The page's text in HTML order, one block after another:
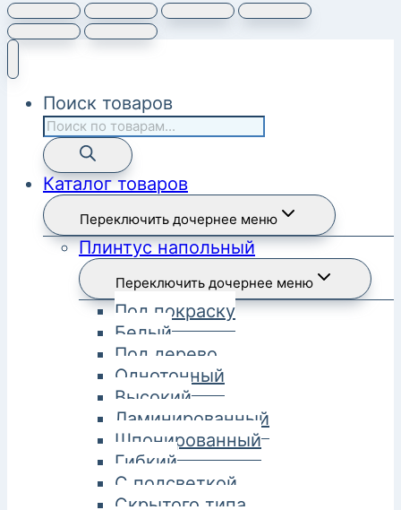
Поиск товаров
Каталог товаров
Переключить дочернее меню
Плинтус напольный
Переключить дочернее меню
Под покраску
Белый
Под дерево
Однотонный
Высокий
Ламинированный
Шпонированный
Гибкий
С подсветкой
Скрытого типа